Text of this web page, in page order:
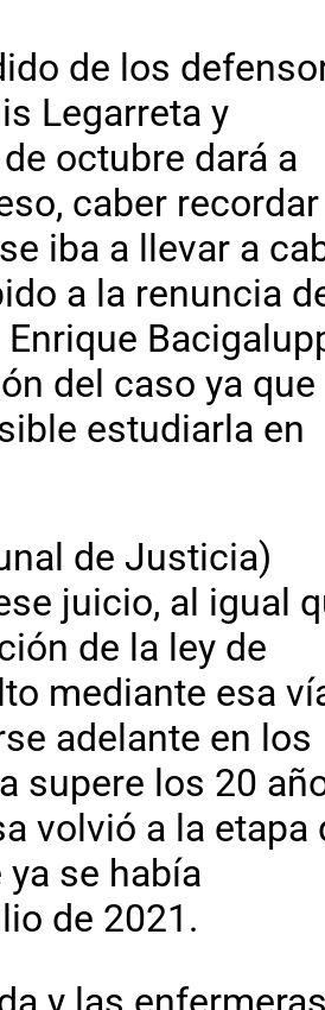
de los
Legarreta y
octubre dará a
caber recordar
iba a llevar a
a la renuncia
del caso ya que
estudiarla en
de Justicia)
juicio, al igual
de la ley de
mediante esa
adelante en los
supere los 20
volvió a la etapa
se había
de 2021.